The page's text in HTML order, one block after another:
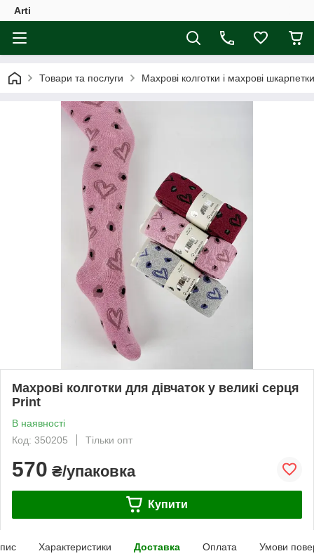
Arti
Товари та послуги Махрові колготки і махрові
Махрові колготки для дівчаток у великі серця
Print
В наявності
Код: 350205
Тільки опт
570 ₴/упаковка
Купити
Характеристики Доставка Оплата Умови